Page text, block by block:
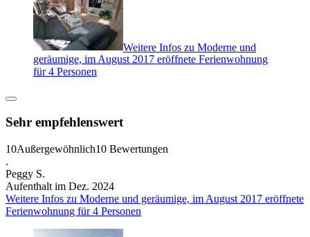
Weitere Infos zu Moderne und
geräumige, im August 2017 eröffnete Ferienwohnung
für 4 Personen
Sehr empfehlenswert
10Außergewöhnlich10 Bewertungen
.
Peggy S.
Aufenthalt im Dez. 2024
Weitere Infos zu Moderne und geräumige, im August 2017 eröffnete
Ferienwohnung für 4 Personen